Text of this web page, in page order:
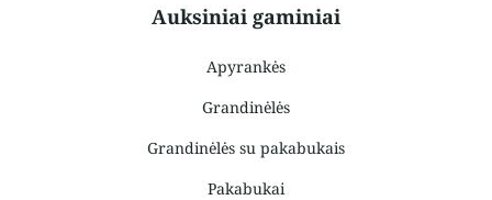
Auksiniai gaminiai
Apyrankės
Grandinėlės
Grandinėlės su pakabukais
Pakabukai